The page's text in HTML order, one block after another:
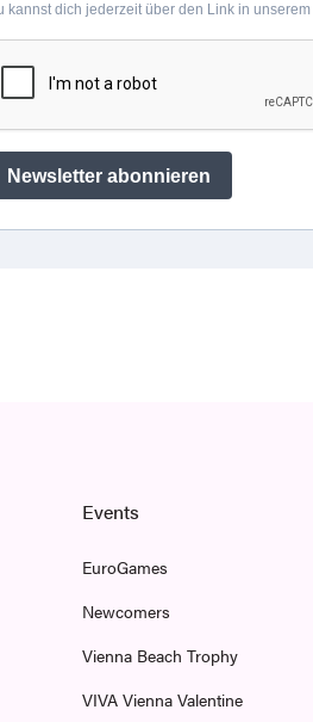
kannst dich jederzeit über den Link in
Newsletter abonnieren
Events
EuroGames
Newcomers
Vienna Beach Trophy
VIVA Vienna Valentine